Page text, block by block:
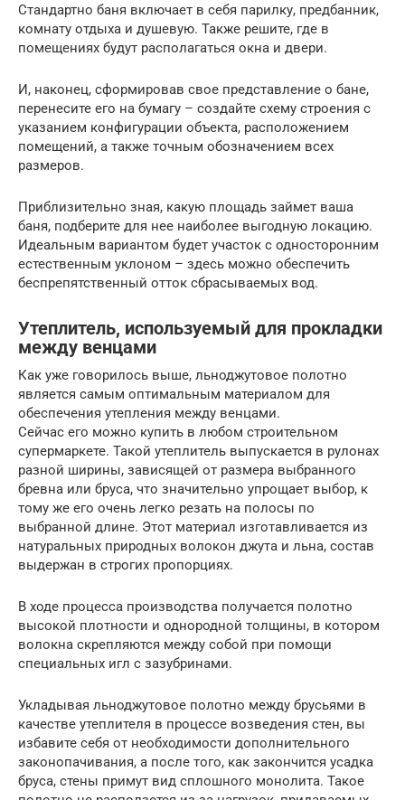
Стандартно баня включает в себя парилку, предбанник,
комнату отдыха и душевую. Также решите, где в
помещениях будут располагаться окна и двери.
И, наконец, сформировав свое представление о бане,
перенесите его на бумагу – создайте схему строения с
указанием конфигурации объекта, расположением
помещений, а также точным обозначением всех
размеров.
Приблизительно зная, какую площадь займет ваша
баня, подберите для нее наиболее выгодную локацию.
Идеальным вариантом будет участок с односторонним
естественным уклоном – здесь можно обеспечить
беспрепятственный отток сбрасываемых вод.
Утеплитель, используемый для прокладки
между венцами
Как уже говорилось выше, льноджутовое полотно
является самым оптимальным материалом для
обеспечения утепления между венцами.
Сейчас его можно купить в любом строительном
супермаркете. Такой утеплитель выпускается в рулонах
разной ширины, зависящей от размера выбранного
бревна или бруса, что значительно упрощает выбор, к
тому же его очень легко резать на полосы по
выбранной длине. Этот материал изготавливается из
натуральных природных волокон джута и льна, состав
выдержан в строгих пропорциях.
В ходе процесса производства получается полотно
высокой плотности и однородной толщины, в котором
волокна скрепляются между собой при помощи
специальных игл с зазубринами.
Укладывая льноджутовое полотно между брусьями в
качестве утеплителя в процессе возведения стен, вы
избавите себя от необходимости дополнительного
законопачивания, а после того, как закончится усадка
бруса, стены примут вид сплошного монолита. Такое